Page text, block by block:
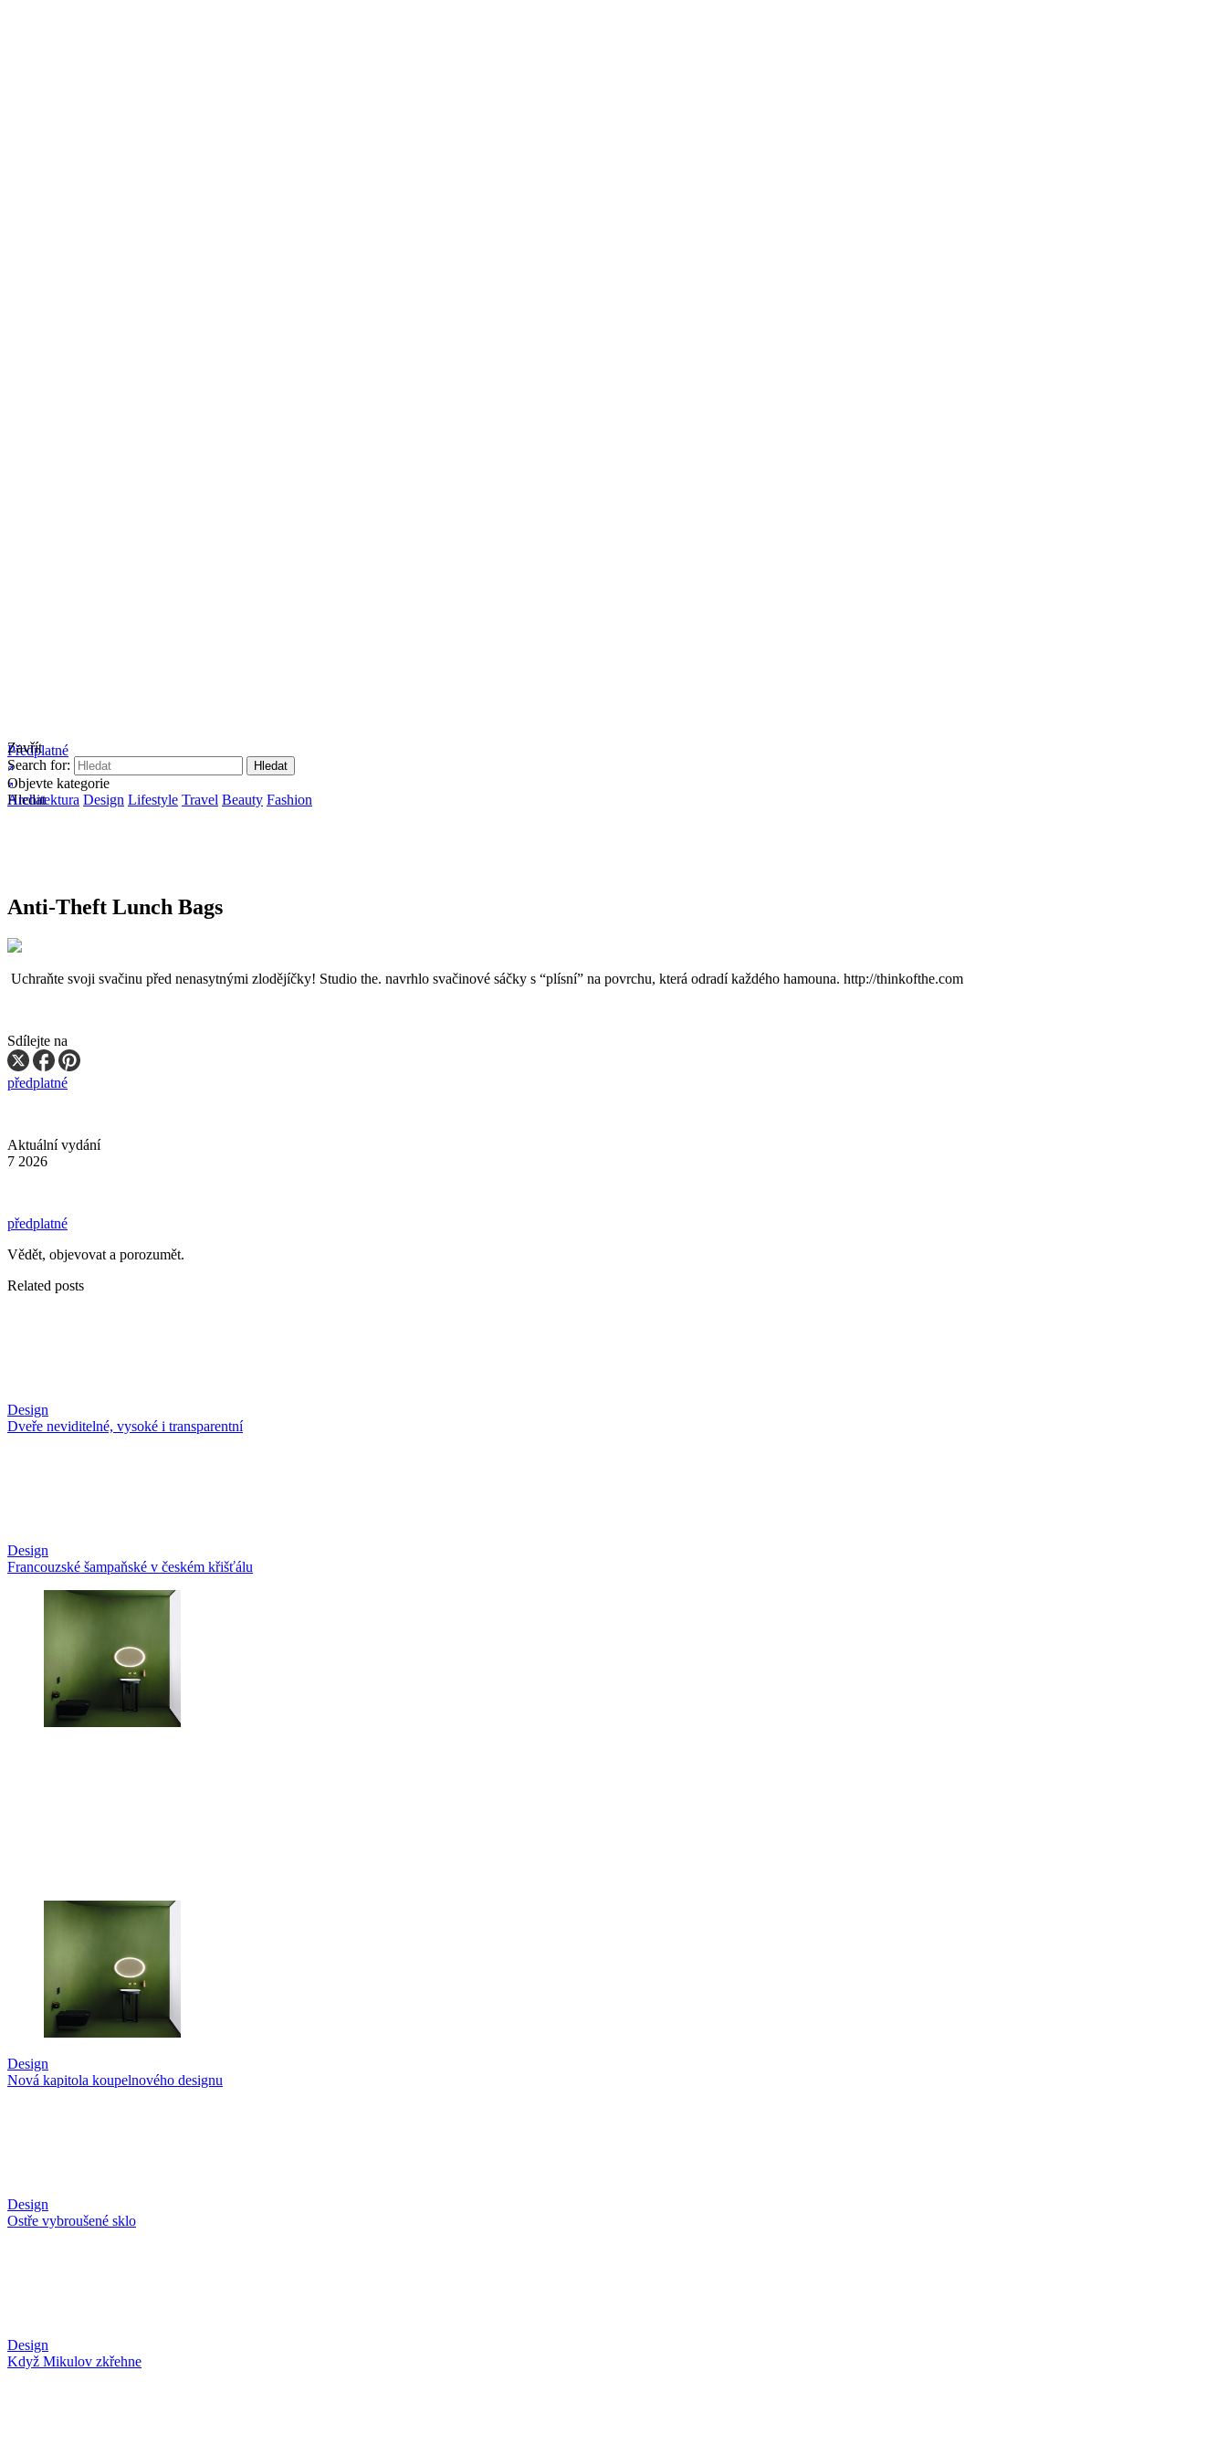
Předplatné
Hledat
Zavřít
Search for:
Objevte kategorie
Architektura Design Lifestyle Travel Beauty Fashion
Anti-Theft Lunch Bags
Uchraňte svoji svačinu před nenasytnými zlodějíčky! Studio the. navrhlo svačinové sáčky s “plísní” na povrchu, která odradí každého hamouna. http://thinkofthe.com
Sdílejte na
předplatné
Aktuální vydání
7 2026
předplatné
Vědět, objevovat a porozumět.
Related posts
Design
Dveře neviditelné, vysoké i transparentní
Design
Francouzské šampaňské v českém křišťálu
Design
Nová kapitola koupelnového designu
Design
Ostře vybroušené sklo
Design
Když Mikulov zkřehne